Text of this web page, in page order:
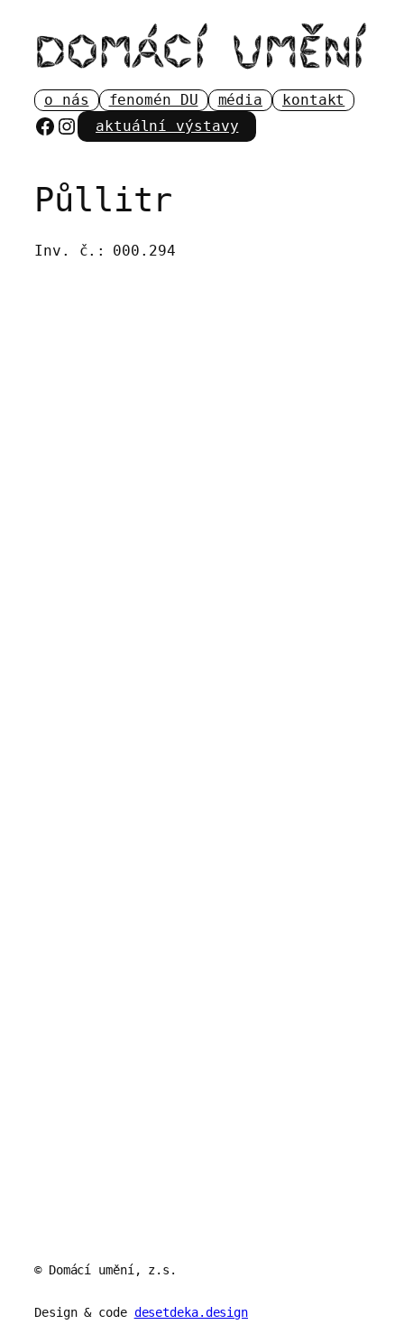
obsah
o nás fenomén DU média kontakt
Facebook
Instagram
aktuální výstavy
Půllitr
Inv. č.: 000.294
© Domácí umění, z.s.
Design & code desetdeka.design